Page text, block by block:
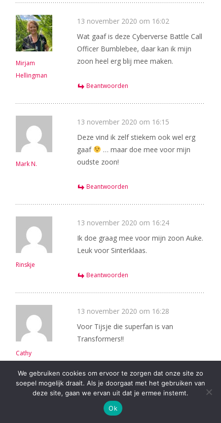
Mirjam
Hellingman
13 november 2020 om 16:02
Wat gaaf is deze Cyberverse Battle Call
Officer Bumblebee, daar kan ik mijn
zoon heel erg blij mee maken.
Beantwoorden
Mark N.
13 november 2020 om 16:15
Deze vind ik zelf stiekem ook wel erg
gaaf
… maar doe mee voor mijn
oudste zoon!
Beantwoorden
Rinskje
13 november 2020 om 16:24
Ik doe graag mee voor mijn zoon Auke.
Leuk voor Sinterklaas.
Beantwoorden
Cathy
13 november 2020 om 16:28
Voor Tijsje die superfan is van
Transformers!!
Beantwoorden
13 november 2020 om 16:32
Dat is een feestje waard 8 jaar
We gebruiken cookies om ervoor te zorgen dat onze site zo
soepel mogelijk draait. Als je doorgaat met het gebruiken van
deze site, gaan we ervan uit dat je ermee instemt.
Ok